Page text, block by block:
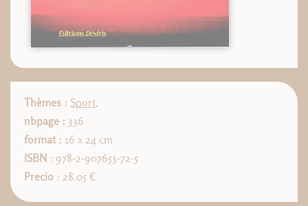
Thèmes : Sport,
nbpage : 336
format : 16 x 24 cm
ISBN : 978-2-907653-72-5
Precio : 28.05 €